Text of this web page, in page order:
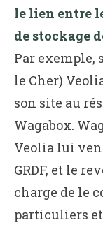
le lien entre
de stockage
Par exemple,
le Cher)
son site au
Wagabox.
Veolia lui
GRDF, et le
charge de le
particuliers